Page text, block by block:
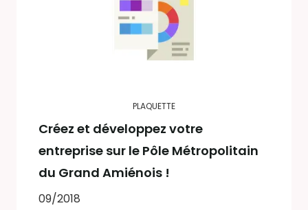
PLAQUETTE
Créez et développez votre
entreprise sur le Pôle Métropolitain
du Grand Amiénois !
09/2018